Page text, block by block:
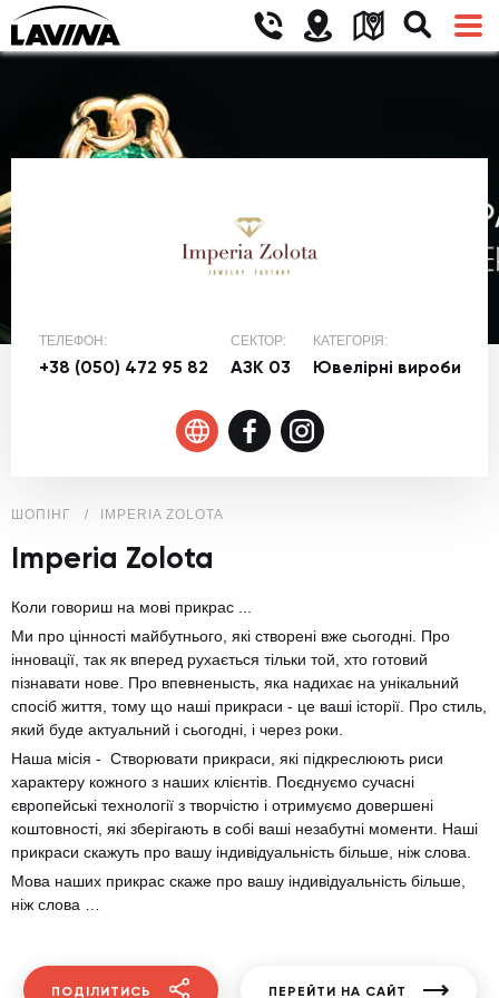
ТЕЛЕФОН:
+38 (050) 472 95 82
СЕКТОР:
АЗК 03
КАТЕГОРІЯ:
Ювелірні вироби
ШОПІНГ IMPERIA ZOLOTA
Imperia Zolota
Коли говориш на мові прикрас ...
Ми про цінності майбутнього, які створені вже сьогодні. Про
інновації, так як вперед рухається тільки той, хто готовий
пізнавати нове. Про впевненысть, яка надихає на унікальний
спосіб життя, тому що наші прикраси - це ваші історії. Про стиль,
який буде актуальний і сьогодні, і через роки.
Наша місія - Створювати прикраси, які підкреслюють риси
характеру кожного з наших клієнтів. Поєднуємо сучасні
європейські технології з творчістю і отримуємо довершені
коштовності, які зберігають в собі ваші незабутні моменти. Наші
прикраси скажуть про вашу індивідуальність більше, ніж слова.
Мова наших прикрас скаже про вашу індивідуальність більше,
ніж слова …
ПОДІЛИТИСЬ ПЕРЕЙТИ НА САЙТ